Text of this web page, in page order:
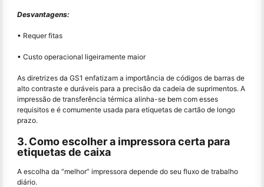
Desvantagens:
• Requer fitas
• Custo operacional ligeiramente maior
As diretrizes da GS1 enfatizam a importância de códigos de barras de
alto contraste e duráveis para a precisão da cadeia de suprimentos. A
impressão de transferência térmica alinha-se bem com esses
requisitos e é comumente usada para etiquetas de cartão de longo
prazo.
3. Como escolher a impressora certa para
etiquetas de caixa
A escolha da “melhor” impressora depende do seu fluxo de trabalho
diário.